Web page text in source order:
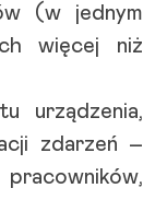
(w jednym
więcej niż
urządzenia,
zdarzeń –